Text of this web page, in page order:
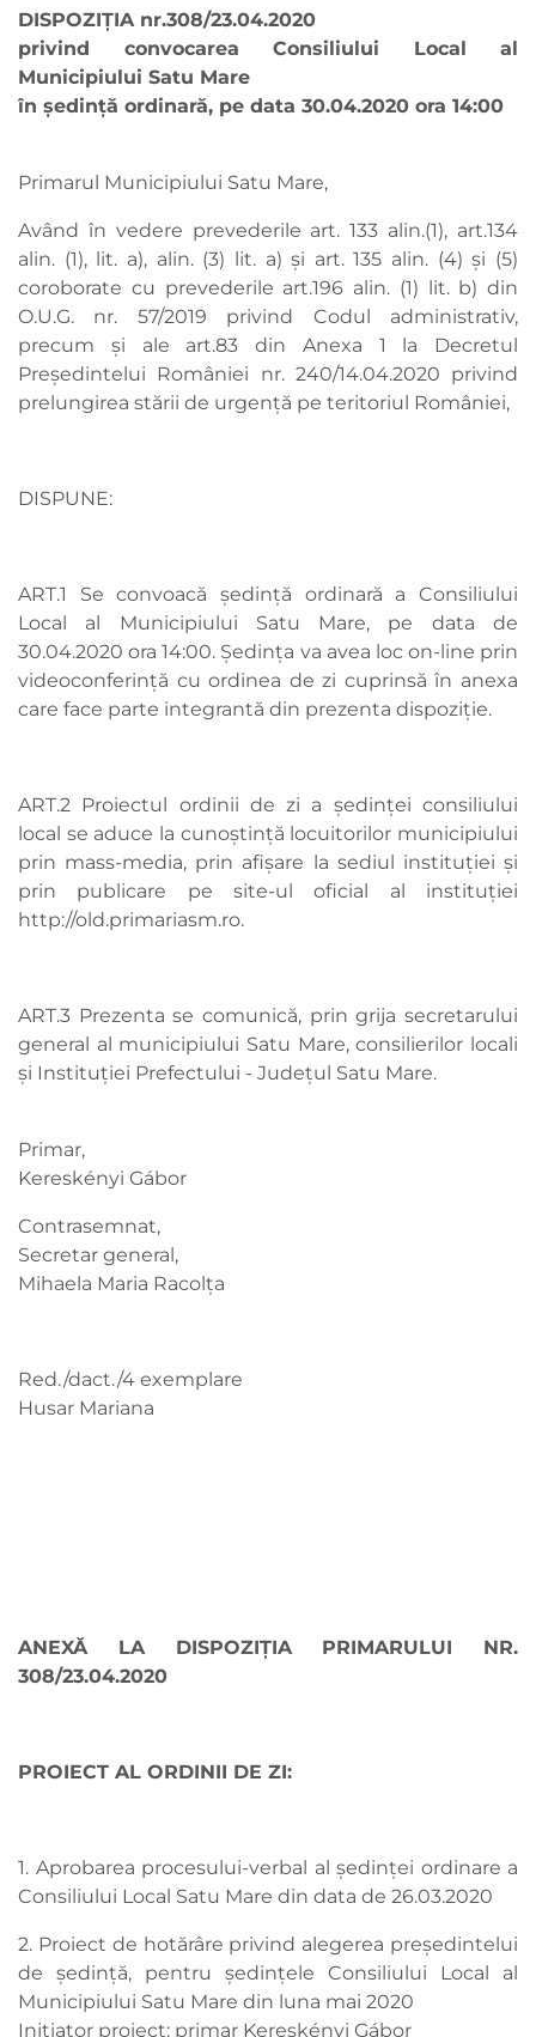
DISPOZIŢIA nr.308/23.04.2020
privind convocarea Consiliului Local al
Municipiului Satu Mare
în şedinţă ordinară, pe data 30.04.2020 ora 14:00
Primarul Municipiului Satu Mare,
Având în vedere prevederile art. 133 alin.(1), art.134
alin. (1), lit. a), alin. (3) lit. a) şi art. 135 alin. (4) şi (5)
coroborate cu prevederile art.196 alin. (1) lit. b) din
O.U.G. nr. 57/2019 privind Codul administrativ,
precum și ale art.83 din Anexa 1 la Decretul
Președintelui României nr. 240/14.04.2020 privind
prelungirea stării de urgență pe teritoriul României,
DISPUNE:
ART.1 Se convoacă şedinţă ordinară a Consiliului
Local al Municipiului Satu Mare, pe data de
30.04.2020 ora 14:00. Ședința va avea loc on-line prin
videoconferință cu ordinea de zi cuprinsă în anexa
care face parte integrantă din prezenta dispoziție.
ART.2 Proiectul ordinii de zi a şedinţei consiliului
local se aduce la cunoştinţă locuitorilor municipiului
prin mass-media, prin afişare la sediul instituţiei şi
prin publicare pe site-ul oficial al instituției
http://old.primariasm.ro.
ART.3 Prezenta se comunică, prin grija secretarului
general al municipiului Satu Mare, consilierilor locali
şi Instituţiei Prefectului - Judeţul Satu Mare.
Primar,
Kereskényi Gábor
Contrasemnat,
Secretar general,
Mihaela Maria Racolța
Red./dact./4 exemplare
Husar Mariana
ANEXĂ LA DISPOZIŢIA PRIMARULUI NR.
308/23.04.2020
PROIECT AL ORDINII DE ZI:
1. Aprobarea procesului-verbal al ședinței ordinare a
Consiliului Local Satu Mare din data de 26.03.2020
2. Proiect de hotărâre privind alegerea președintelui
de ședință, pentru ședințele Consiliului Local al
Municipiului Satu Mare din luna mai 2020
Inițiator proiect: primar Kereskényi Gábor